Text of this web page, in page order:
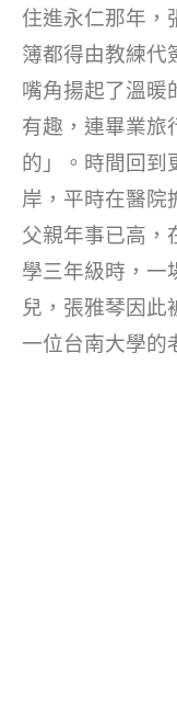
住進永仁那年，
簿都得由教練代
嘴角揚起了溫暖
有趣，連畢業旅
的」。時間回到
岸，平時在醫院
父親年事已高，
學三年級時，一
兒，張雅琴因此
一位台南大學的